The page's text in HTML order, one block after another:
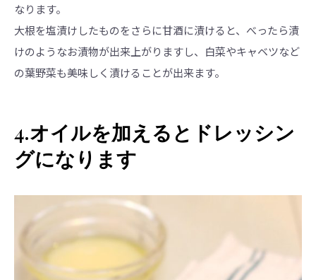
なります。
大根を塩漬けしたものをさらに甘酒に漬けると、べったら漬
けのようなお漬物が出来上がりますし、白菜やキャベツなど
の葉野菜も美味しく漬けることが出来ます。
4.オイルを加えるとドレッシン
グになります